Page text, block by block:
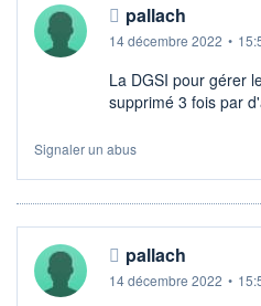
pallach
14 décembre 2022 •
La DGSI pour gérer
supprimé 3 fois par
Signaler un abus
pallach
14 décembre 2022 •